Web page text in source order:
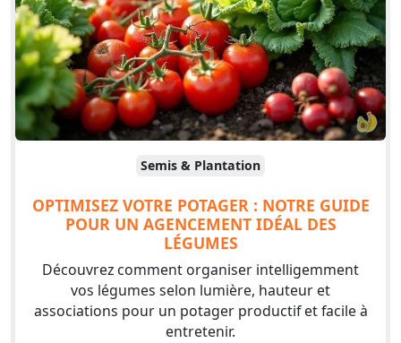
Semis & Plantation
OPTIMISEZ VOTRE POTAGER : NOTRE GUIDE
POUR UN AGENCEMENT IDÉAL DES
LÉGUMES
Découvrez comment organiser intelligemment
vos légumes selon lumière, hauteur et
associations pour un potager productif et facile à
entretenir.